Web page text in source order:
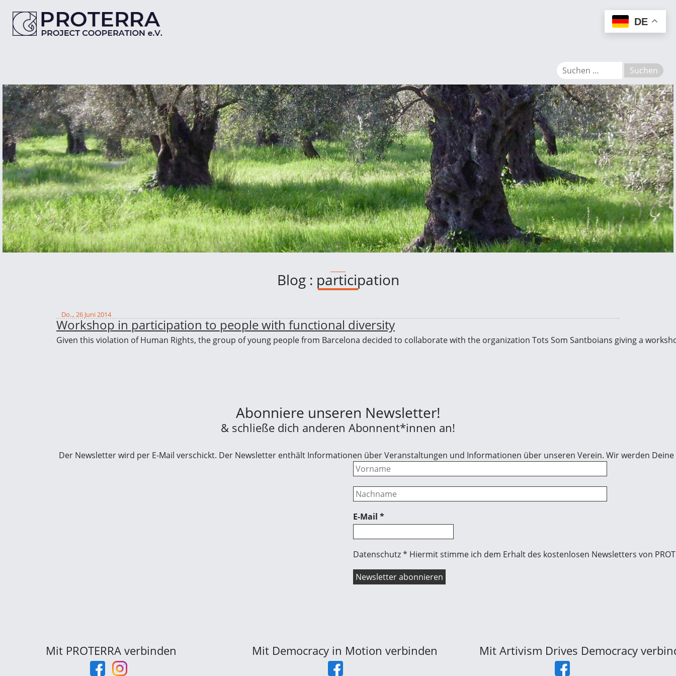
MENU
Blog : participation
Do.., 26 Juni 2014
Workshop in participation to people with functional diversity
Given this violation of Human Rights, the group of young people from Barcelona decided to collaborate with the organization Tots Som Santboians giving a
Abonniere unseren Newsletter!
& schließe dich anderen Abonnent*innen an!
Der Newsletter wird per E-Mail verschickt. Der Newsletter enthält Informationen über Veranstaltungen und Informationen über unseren Verein. Wir werden
E-Mail *
Datenschutz * Hiermit stimme ich dem Erhalt des kostenlosen Newsletters von
Mit PROTERRA verbinden Mit Democracy in Motion verbinden Mit Artivism Drives Democracy
DE